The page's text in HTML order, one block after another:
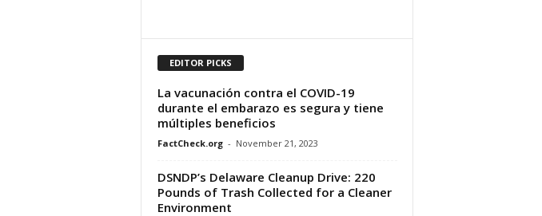
EDITOR PICKS
La vacunación contra el COVID-19
durante el embarazo es segura y tiene
múltiples beneficios
FactCheck.org - November 21, 2023
DSNDP’s Delaware Cleanup Drive: 220
Pounds of Trash Collected for a Cleaner
Environment